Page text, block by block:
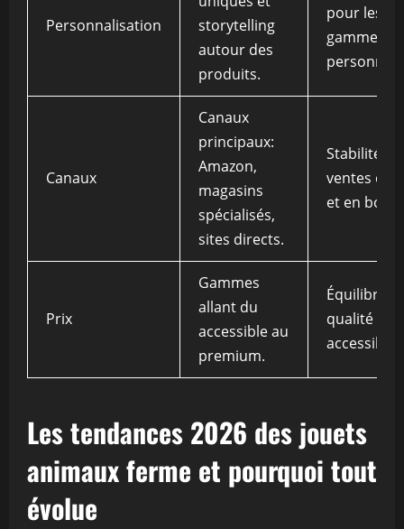
Personnalisation
storytelling
autour des
produits.
pour les
gammes
Canaux
Canaux
principaux:
Amazon,
magasins
spécialisés,
sites directs.
Stabilité
ventes en
et en
Prix
Gammes
allant du
accessible au
premium.
Équilibre
qualité et
Les tendances 2026 des jouets
animaux ferme et pourquoi tout
évolue